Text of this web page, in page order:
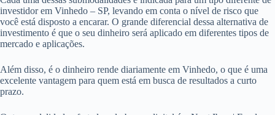
investidor em Vinhedo – SP, levando em conta o nível de risco que
você está disposto a encarar. O grande diferencial dessa alternativa de
investimento é que o seu dinheiro será aplicado em diferentes tipos de
mercado e aplicações.
Além disso, é o dinheiro rende diariamente em Vinhedo, o que é uma
excelente vantagem para quem está em busca de resultados a curto
prazo.